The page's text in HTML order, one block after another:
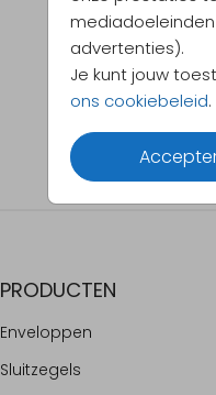
advertenties).
Je kunt jouw
ons cookiebeleid.
PRODUCTEN
Enveloppen
Sluitzegels